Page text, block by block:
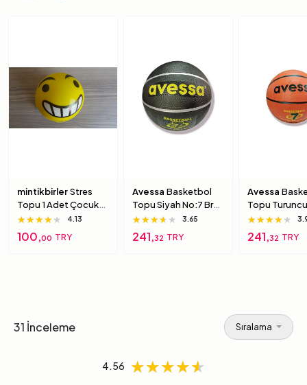
mintikbirlerStres
Topu 1 Adet Çocuk
Için Yumuşak
Süngerimsi Içi Dolu
Top 6 Numara
★★★★★
★★★★★
★★★★★ 4.13
100,00 TRY
Avessa Basketbol
Topu Siyah No:7 Brc-
7 7 Numara
★★★★★
★★★★★
★★★★★ 3.65
241,32 TRY
Avessa
Topu
Brc-7 5
★★★★★
★★★★★
★★★★★
241,32 TRY
31 İnceleme Sıralama
4.56 ★★★★★
★★★★★
★★★★★